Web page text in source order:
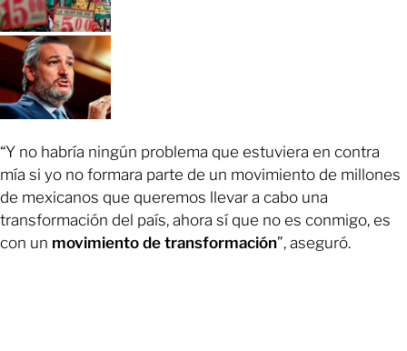
“Y no habría ningún problema que estuviera en contra
mía si yo no formara parte de un movimiento de millones
de mexicanos que queremos llevar a cabo una
transformación del país, ahora sí que no es conmigo, es
con un movimiento de transformación”, aseguró.